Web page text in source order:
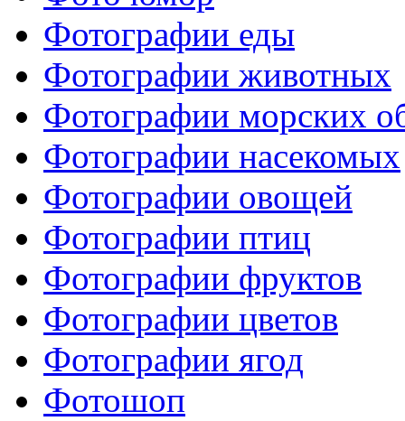
Фотографии еды
Фотографии животных
Фотографии морских
Фотографии насекомых
Фотографии овощей
Фотографии птиц
Фотографии фруктов
Фотографии цветов
Фотографии ягод
Фотошоп